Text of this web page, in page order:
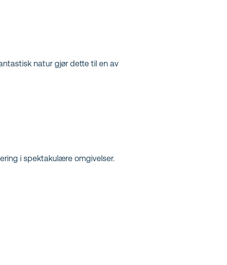
natur gjør dette til en av
i spektakulære omgivelser.